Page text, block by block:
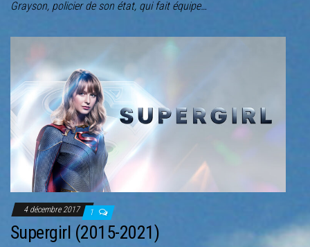
Grayson, policier de son état, qui fait équipe…
4 décembre 2017 1
Supergirl (2015-2021)